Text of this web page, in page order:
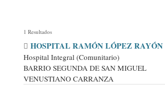
1 Resultados
HOSPITAL RAMÓN LÓPEZ
Hospital Integral (Comunitario)
BARRIO SEGUNDA DE SAN MIGUEL
VENUSTIANO CARRANZA